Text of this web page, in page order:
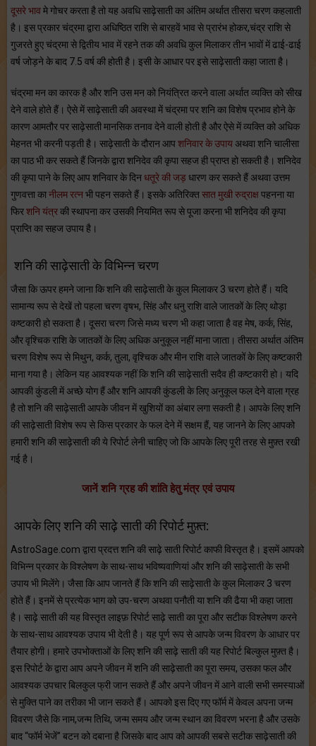
दूसरे भावमे गोचर करता है तो यह अवधि साढ़ेसाती का अंतिम अर्थात तीसरा चरण कहलाती
है। इस प्रकार चंद्रमा द्वारा अधिष्ठित राशि से बारहवें भाव से प्रारंभ होकर,चंद्र राशि से
गुजरते हुए चंद्रमा से द्वितीय भाव में रहने तक की अवधि कुल मिलाकर तीन भावों में ढाई-ढाई
वर्ष जोड़ने के बाद 7.5 वर्ष की होती है। इसी के आधार पर इसे साढ़ेसाती कहा जाता है।
चंद्रमा मन का कारक है और शनि उस मन को नियंत्रित करने वाला अर्थात व्यक्ति को सीख
देने वाले होते हैं। ऐसे में साढ़ेसाती की अवस्था में चंद्रमा पर शनि का विशेष प्रभाव होने के
कारण आमतौर पर साढ़ेसाती मानसिक तनाव देने वाली होती है और ऐसे में व्यक्ति को अधिक
मेहनत भी करनी पड़ती है। साढ़ेसाती के दौरान आपशनिवार के उपायअथवा शनि चालीसा
का पाठ भी कर सकते हैं जिनके द्वारा शनिदेव की कृपा सहज ही प्राप्त हो सकती है। शनिदेव
की कृपा पाने के लिए आप शनिवार के दिनधतूरे की जड़धारण कर सकते हैं अथवा उत्तम
गुणवत्ता कानीलम रत्नभी पहन सकते हैं। इसके अतिरिक्तसात मुखी रुद्राक्षपहनना या
फिरशनि यंत्रकी स्थापना कर उसकी नियमित रूप से पूजा करना भी शनिदेव की कृपा
प्राप्ति का सहज उपाय है।
शनि की साढ़ेसाती के विभिन्न चरण
जैसा कि ऊपर हमने जाना कि शनि की साढ़ेसाती के कुल मिलाकर 3 चरण होते हैं। यदि
सामान्य रूप से देखें तो पहला चरण वृषभ, सिंह और धनु राशि वाले जातकों के लिए थोड़ा
कष्टकारी हो सकता है। दूसरा चरण जिसे मध्य चरण भी कहा जाता है वह मेष, कर्क, सिंह,
और वृश्चिक राशि के जातकों के लिए अधिक अनुकूल नहीं माना जाता। तीसरा अर्थात अंतिम
चरण विशेष रूप से मिथुन, कर्क, तुला, वृश्चिक और मीन राशि वाले जातकों के लिए कष्टकारी
माना गया है। लेकिन यह आवश्यक नहीं कि शनि की साढ़ेसाती सदैव ही कष्टकारी हो। यदि
आपकी कुंडली में अच्छे योग हैं और शनि आपकी कुंडली के लिए अनुकूल फल देने वाला ग्रह
है तो शनि की साढ़ेसाती आपके जीवन में खुशियों का अंबार लगा सकती है। आपके लिए शनि
की साढ़ेसाती विशेष रूप से किस प्रकार के फल देने में सक्षम हैं, यह जानने के लिए आपको
हमारी शनि की साढ़ेसाती की ये रिपोर्ट लेनी चाहिए जो कि आपके लिए पूरी तरह से मुफ़्त रखी
गई है।
जानें शनि ग्रह की शांति हेतु मंत्र एवं उपाय
आपके लिए शनि की साढ़े साती की रिपोर्ट मुफ़्त:
AstroSage.com द्वारा प्रदत्त शनि की साढ़े साती रिपोर्ट काफी विस्तृत है। इसमें आपको
विभिन्न प्रकार के विश्लेषण के साथ-साथ भविष्यवाणियां और शनि की साढ़ेसाती के सभी
उपाय भी मिलेंगे। जैसा कि आप जानते हैं कि शनि की साढ़ेसाती के कुल मिलाकर 3 चरण
होते हैं। इनमें से प्रत्येक भाग को उप-चरण अथवा पनौती या शनि की ढैया भी कहा जाता
है। साढ़े साती की यह विस्तृत लाइफ़ रिपोर्ट साढ़े साती का पूरा और सटीक विश्लेषण करने
के साथ-साथ आवश्यक उपाय भी देती है। यह पूर्ण रूप से आपके जन्म विवरण के आधार पर
तैयार होगी। हमारे उपभोक्ताओं के लिए शनि की साढ़े साती की यह रिपोर्ट बिल्कुल मुफ़्त है।
इस रिपोर्ट के द्वारा आप अपने जीवन में शनि की साढ़ेसाती का पूरा समय, उसका फल और
आवश्यक उपचार बिलकुल फ्री जान सकते हैं और अपने जीवन में आने वाली सभी समस्याओं
से मुक्ति पाने का तरीका भी जान सकते हैं। आपको इस दिए गए फॉर्म में केवल अपना जन्म
विवरण जैसे कि नाम,जन्म तिथि, जन्म समय और जन्म स्थान का विवरण भरना है और उसके
बाद “फॉर्म भेजें” बटन को दबाना है जिसके बाद आप को आपकी सबसे सटीक साढ़ेसाती की